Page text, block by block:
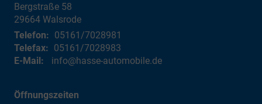
Bergstraße 58
29664 Walsrode
Telefon: 05161/7028981
Telefax: 05161/7028983
E-Mail:
info@hasse-automobile.de
Öffnungszeiten